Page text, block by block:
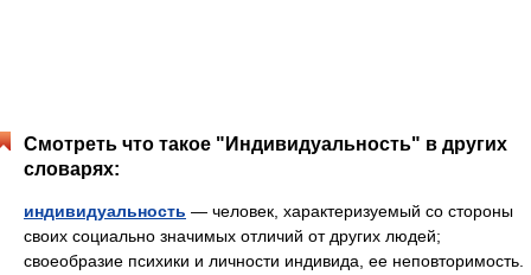
Смотреть что такое "Индивидуальность" в других
словарях:
индивидуальность — человек, характеризуемый со стороны
своих социально значимых отличий от других людей;
своеобразие психики и личности индивида, ее неповторимость.